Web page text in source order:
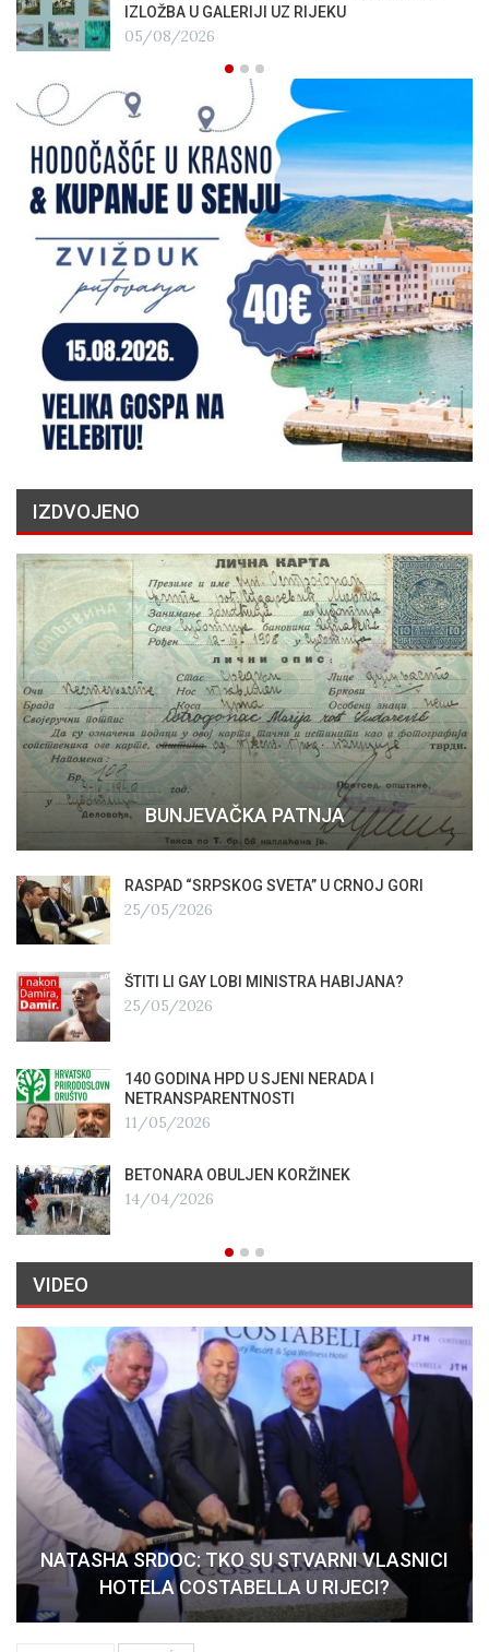
IZLOŽBA U GALERIJI UZ RIJEKU
05/08/2026
IZDVOJENO
BUNJEVAČKA PATNJA
RASPAD “SRPSKOG SVETA” U CRNOJ GORI
25/05/2026
ŠTITI LI GAY LOBI MINISTRA HABIJANA?
25/05/2026
140 GODINA HPD U SJENI NERADA I
NETRANSPARENTNOSTI
11/05/2026
BETONARA OBULJEN KORŽINEK
14/04/2026
VIDEO
NATASHA SRDOC: TKO SU STVARNI VLASNICI
HOTELA COSTABELLA U RIJECI?